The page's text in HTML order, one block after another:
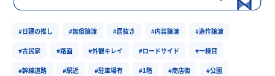
#日建の推し #無償譲渡 #居抜き #内装譲渡 #造作譲渡
#古民家 #路面 #外観キレイ #ロードサイド #一棟貸
#幹線道路 #駅近 #駐車場有 #1階 #商店街 #公園